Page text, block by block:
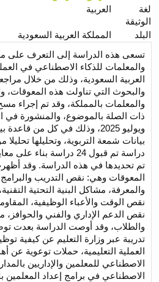
لغة
الوثيقة
العربية
البلد
المملكة العربية السعودية
تسعى هذه الدراسة إلى التعرف على
والمعلمات للذكاء الاصطناعي في
العربية السعودية، وذلك من خلال
والبحوث التي تناولت هذه المعوقات،
والمعلمات بالمملكة، وقد تم إجراء
ويوليو 2025، وذلك في كل من
دراسة تم قبول 24 دراسة
تم تحديدها في هذه الدراسة. وقد
المعوقات وهي: نقص التدريب والبرامج
والمعرفة، مشاكل البنية التحتية
نقص الوقت والأعباء الوظيفية،
نقص الدعم الإداري والفني والحوافز،
والطلاب، وقد أوصت الدراسة بعدت
تدريبة عبر وزارة التعليم عن كيفية
العملية التعليمية، حملات توعوية عن
الاصطناعي للمعلمين والإداريين
الاصطناعي في برامج إعداد المعلمين